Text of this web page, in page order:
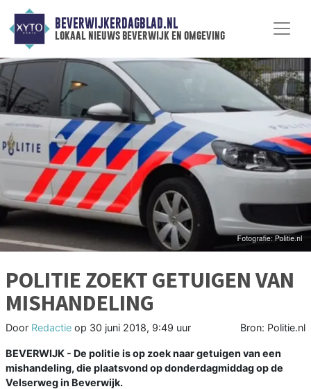
BEVERWIJKERDAGBLAD.NL
lokaal nieuws beverwijk en omgeving
POLITIE ZOEKT GETUIGEN VAN
MISHANDELING
Door Redactie op 30 juni 2018, 9:49 uur Bron: Politie.nl
BEVERWIJK - De politie is op zoek naar getuigen van een
mishandeling, die plaatsvond op donderdagmiddag op de
Velserweg in Beverwijk.